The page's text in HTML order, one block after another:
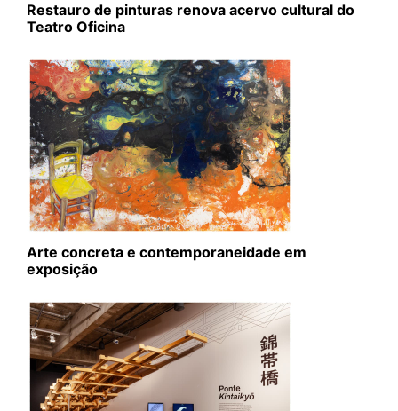
Restauro de pinturas renova acervo cultural do
Teatro Oficina
Arte concreta e contemporaneidade em
exposição